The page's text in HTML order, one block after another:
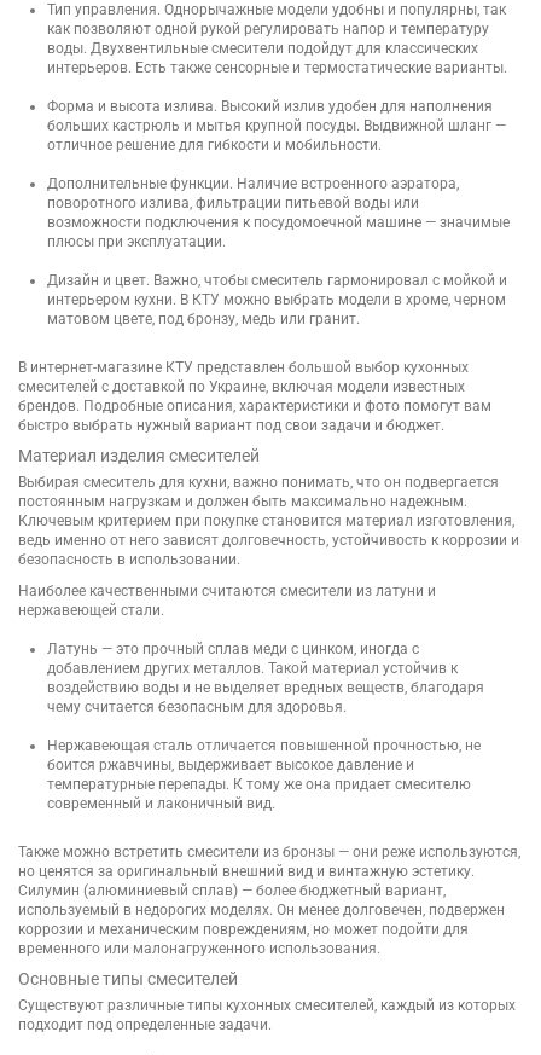
Тип управления. Однорычажные модели удобны и популярны, так
как позволяют одной рукой регулировать напор и температуру
воды. Двухвентильные смесители подойдут для классических
интерьеров. Есть также сенсорные и термостатические варианты.
Форма и высота излива. Высокий излив удобен для наполнения
больших кастрюль и мытья крупной посуды. Выдвижной шланг —
отличное решение для гибкости и мобильности.
Дополнительные функции. Наличие встроенного аэратора,
поворотного излива, фильтрации питьевой воды или
возможности подключения к посудомоечной машине — значимые
плюсы при эксплуатации.
Дизайн и цвет. Важно, чтобы смеситель гармонировал с мойкой и
интерьером кухни. В КТУ можно выбрать модели в хроме, черном
матовом цвете, под бронзу, медь или гранит.
В интернет-магазине КТУ представлен большой выбор кухонных
смесителей с доставкой по Украине, включая модели известных
брендов. Подробные описания, характеристики и фото помогут вам
быстро выбрать нужный вариант под свои задачи и бюджет.
Материал изделия смесителей
Выбирая смеситель для кухни, важно понимать, что он подвергается
постоянным нагрузкам и должен быть максимально надежным.
Ключевым критерием при покупке становится материал изготовления,
ведь именно от него зависят долговечность, устойчивость к коррозии и
безопасность в использовании.
Наиболее качественными считаются смесители из латуни и
нержавеющей стали.
Латунь — это прочный сплав меди с цинком, иногда с
добавлением других металлов. Такой материал устойчив к
воздействию воды и не выделяет вредных веществ, благодаря
чему считается безопасным для здоровья.
Нержавеющая сталь отличается повышенной прочностью, не
боится ржавчины, выдерживает высокое давление и
температурные перепады. К тому же она придает смесителю
современный и лаконичный вид.
Также можно встретить смесители из бронзы — они реже используются,
но ценятся за оригинальный внешний вид и винтажную эстетику.
Силумин (алюминиевый сплав) — более бюджетный вариант,
используемый в недорогих моделях. Он менее долговечен, подвержен
коррозии и механическим повреждениям, но может подойти для
временного или малонагруженного использования.
Основные типы смесителей
Существуют различные типы кухонных смесителей, каждый из которых
подходит под определенные задачи.